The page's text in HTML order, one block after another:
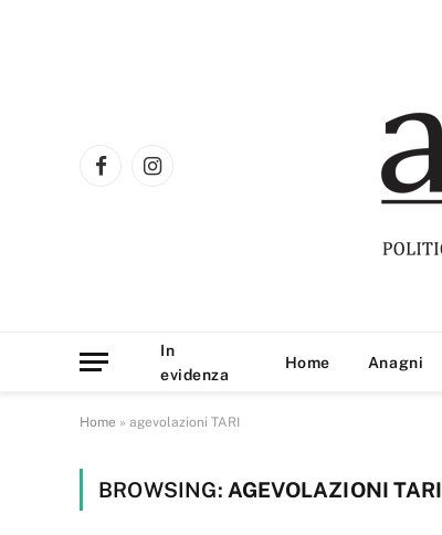
FacebookInstagram
In
evidenza
Home Anagni
Home » agevolazioni TARI
BROWSING: AGEVOLAZIONI TARI